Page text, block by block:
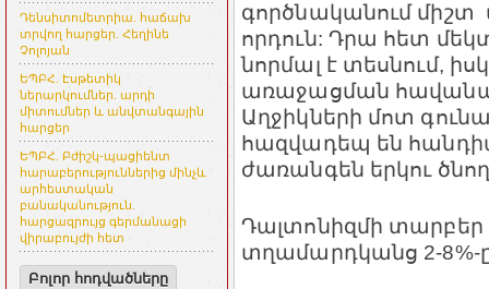
Դենսիտոմետրիա. հաճախ
տրվող հարցեր. Հեղինե
Չոլոյան
ԵՊԲՀ. Էսթետիկ
ներարկումներ. արդի
միտումներ և անվտանգային
հարցեր
ԵՊԲՀ. Բժիշկ-պացիենտ
հարաբերություններից մինչև
արհեստական
բանականություն.
հարցազրույց գերմանացի
վիրաբույժի հետ
Բոլոր հոդվածները
գործնականում միշտ
որդուն: Դրա հետ
նորմալ է տեսնում,
առաջացման
Աղջիկների մոտ
հազվադեպ են
ժառանգեն երկու
Դալտոնիզմի
տղամարդկանց 2-8%-